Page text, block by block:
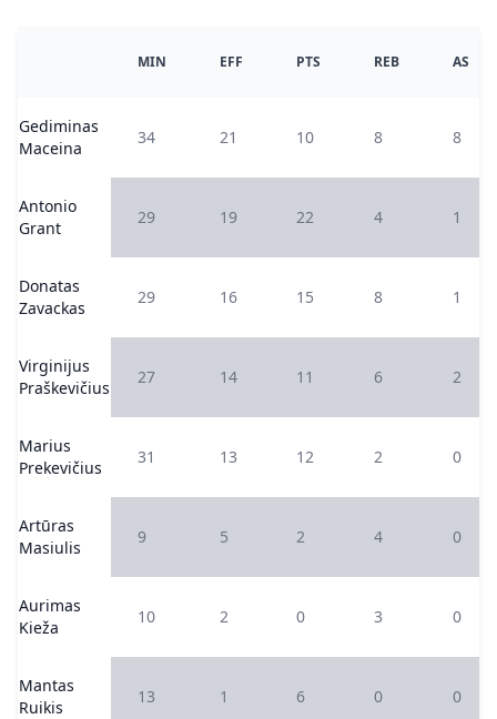
MIN EFF PTS REB AS
Gediminas
Maceina
34 21 10 8 8
Antonio
Grant
29 19 22 4 1
Donatas
Zavackas
29 16 15 8 1
Virginijus
Praškevičius
27 14 11 6 2
Marius
Prekevičius
31 13 12 2 0
Artūras
Masiulis
9 5 2 4 0
Aurimas
Kieža
10 2 0 3 0
Mantas
Ruikis
13 1 6 0 0